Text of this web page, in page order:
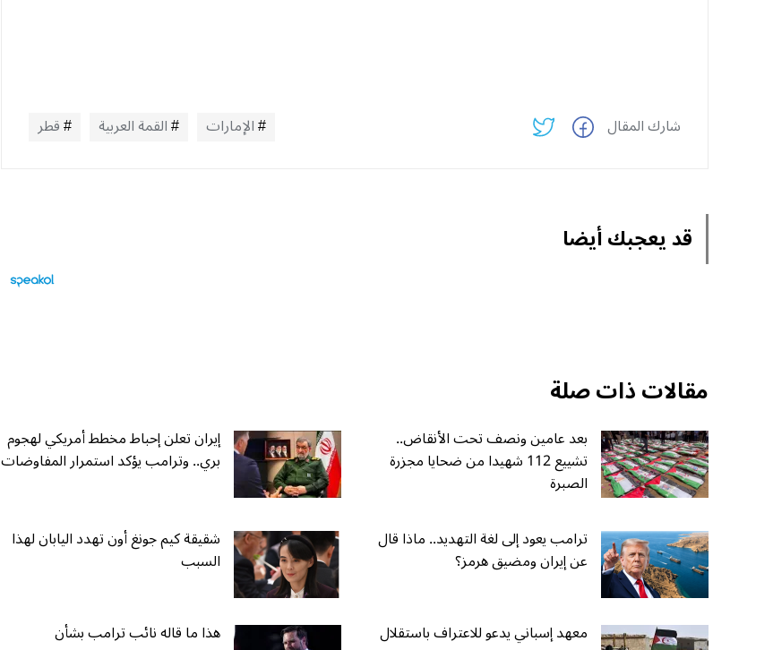
شارك المقال الإمارات القمة العربية قطر
قد يعجبك أيضا
مقالات ذات صلة
بعد عامين ونصف تحت الأنقاض..
تشييع 112 شهيدا من ضحايا مجزرة
الصبرة
إيران تعلن إحباط مخطط أمريكي لهجوم
بري.. وترامب يؤكد استمرار المفاوضات
ترامب يعود إلى لغة التهديد.. ماذا قال
عن إيران ومضيق هرمز؟
شقيقة كيم جونغ أون تهدد اليابان لهذا
السبب
معهد إسباني يدعو للاعتراف باستقلال هذا ما قاله نائب ترامب بشأن